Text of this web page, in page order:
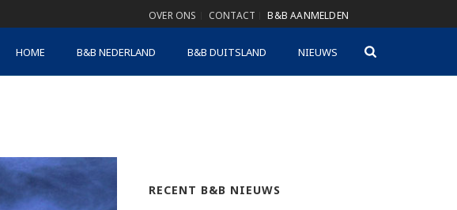
OVER ONS CONTACT B&B AANMELDEN
HOME B&B NEDERLAND B&B DUITSLAND NIEUWS
RECENT B&B NIEUWS